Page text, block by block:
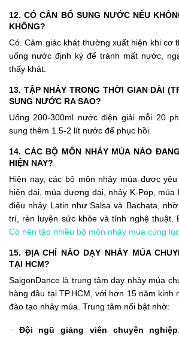
12. CÓ CẦN BỔ SUNG NƯỚC NẾU
KHÔNG?
Có. Cảm giác khát thường xuất hiện khi cơ
uống nước định kỳ để tránh mất nước,
thấy khát.
13. TẬP NHẢY TRONG THỜI GIAN DÀI
SUNG NƯỚC RA SAO?
Uống 200-300ml nước điện giải mỗi 20
sung thêm 1.5-2 lít nước để phục hồi.
14. CÁC BỘ MÔN NHẢY MÚA NÀO
HIỆN NAY?
Hiện nay, các bộ môn nhảy múa được
hiện đại, múa đương đại, nhảy K-Pop, múa
điệu nhảy Latin như Salsa và Bachata,
trí, rèn luyện sức khỏe và tính nghệ thuật.
Có nên tập nhiều bộ môn nhảy múa cùng
15. ĐỊA CHỈ NÀO DẠY NHẢY MÚA
TẠI HCM?
SaigonDance là trung tâm dạy nhảy múa
hàng đầu tại TP.HCM, với hơn 15 năm kinh
đào tạo nhảy múa. Trung tâm nổi bật nhờ:
Đội ngũ giảng viên chuyên nghiệp